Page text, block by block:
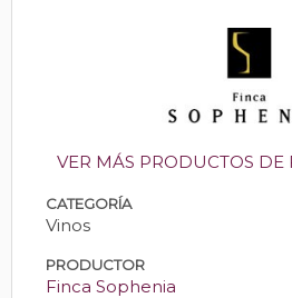
VER MÁS PRODUCTOS
CATEGORÍA
Vinos
PRODUCTOR
Finca Sophenia